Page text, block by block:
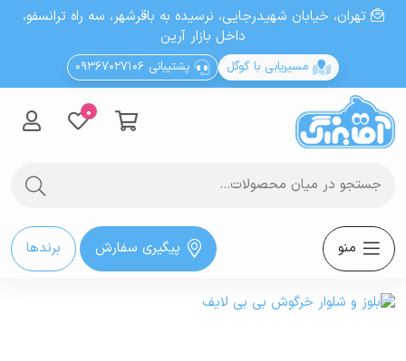
تهران، خيابان شهيدرجايى، نرسیده به باقرشهر، سه راه ترانسفو،
داخل بازار آرین
مسیریابی با گوگل پشتیبانی 09367027106
0
منو پیگیری سفارش برندها